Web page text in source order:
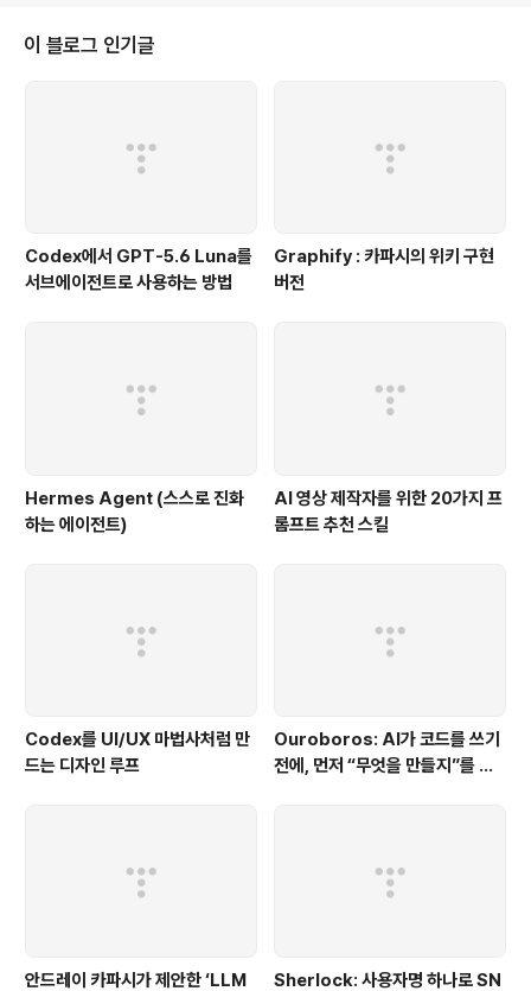
이 블로그 인기글
Codex에서 GPT-5.6 Luna를
서브에이전트로 사용하는 방법
Graphify : 카파시의 위키 구현
버전
Hermes Agent (스스로 진화
하는 에이전트)
AI 영상 제작자를 위한 20가지 프
롬프트 추천 스킬
Codex를 UI/UX 마법사처럼 만
드는 디자인 루프
Ouroboros: AI가 코드를 쓰기
전에, 먼저 “무엇을 만들지”를 끝
안드레이 카파시가 제안한 ‘LLM Sherlock: 사용자명 하나로 SN